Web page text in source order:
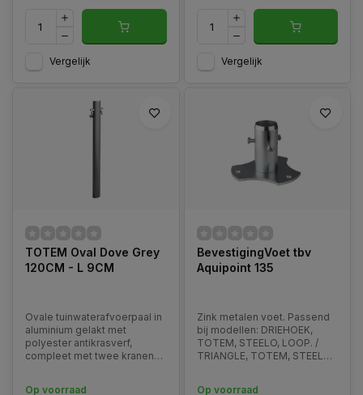
Vergelijk Vergelijk
TOTEM Oval Dove Grey
120CM - L 9CM
Ovale tuinwaterafvoerpaal in
aluminium gelakt met
polyester antikrasverf,
compleet met twee kranen
Op voorraad
BevestigingVoet tbv
Aquipoint 135
Zink metalen voet. Passend
bij modellen: DRIEHOEK,
TOTEM, STEELO, LOOP. /
TRIANGLE, TOTEM, STEELO,
Op voorraad